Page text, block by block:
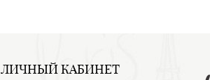
ЛИЧНЫЙ КАБИНЕТ